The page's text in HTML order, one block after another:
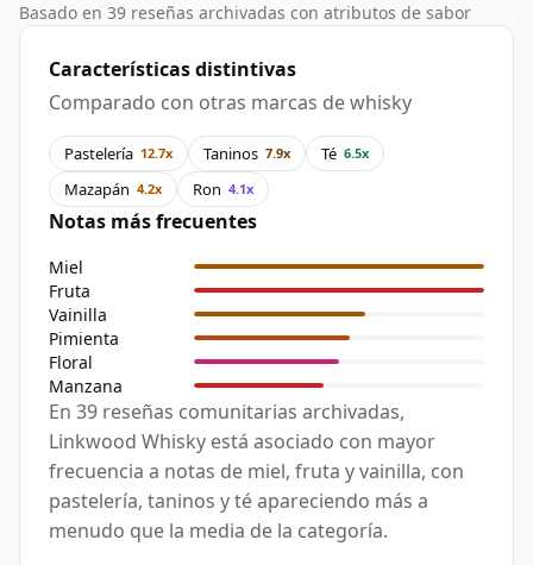
Basado en 39 reseñas archivadas con atributos de sabor
Características distintivas
Comparado con otras marcas de whisky
Pastelería 12.7x Taninos 7.9x Té 6.5x
Mazapán 4.2x Ron 4.1x
Notas más frecuentes
Miel
Fruta
Vainilla
Pimienta
Floral
Manzana
En 39 reseñas comunitarias archivadas,
Linkwood Whisky está asociado con mayor
frecuencia a notas de miel, fruta y vainilla, con
pastelería, taninos y té apareciendo más a
menudo que la media de la categoría.